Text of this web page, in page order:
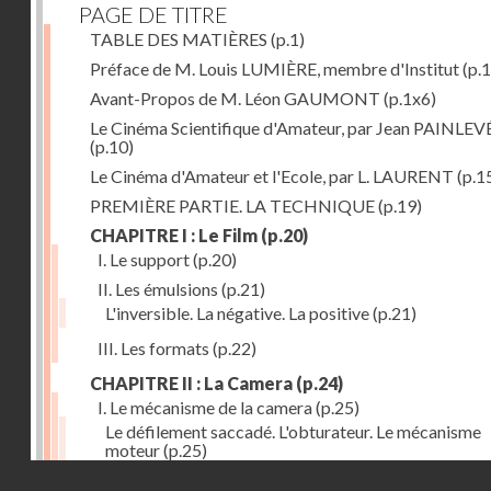
PAGE DE TITRE
TABLE DES MATIÈRES (p.1)
Préface de M. Louis LUMIÈRE, membre d'Institut
Avant-Propos de M. Léon GAUMONT (p.1x6)
Le Cinéma Scientifique d'Amateur, par Jean
(p.10)
Le Cinéma d'Amateur et l'Ecole, par L. LAURENT
PREMIÈRE PARTIE. LA TECHNIQUE(p.19)
CHAPITRE I : Le Film (p.20)
I. Le support(p.20)
II. Les émulsions (p.21)
L'inversible. La négative. La positive(p.21)
III. Les formats (p.22)
CHAPITRE II : La Camera (p.24)
I. Le mécanisme de la camera(p.25)
Le défilement saccadé. L'obturateur. Le mécanisme
moteur(p.25)